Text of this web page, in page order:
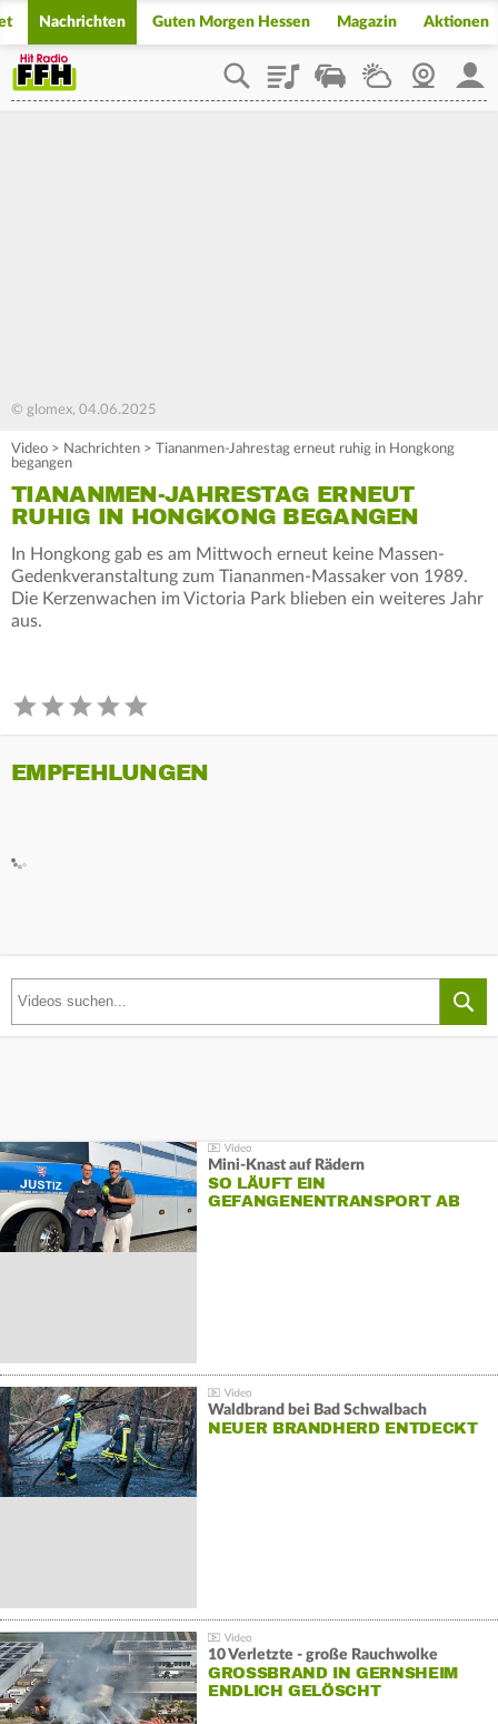
Nachrichten Guten Morgen Hessen Magazin Aktionen
PlaylistStaupilotWetterWebcam
© glomex, 04.06.2025
Video > Nachrichten > Tiananmen-Jahrestag erneut ruhig in Hongkong
begangen
TIANANMEN-JAHRESTAG ERNEUT
RUHIG IN HONGKONG BEGANGEN
In Hongkong gab es am Mittwoch erneut keine Massen-
Gedenkveranstaltung zum Tiananmen-Massaker von 1989.
Die Kerzenwachen im Victoria Park blieben ein weiteres Jahr
aus.
EMPFEHLUNGEN
Mini-Knast auf Rädern
SO LÄUFT EIN
GEFANGENENTRANSPORT AB
Waldbrand bei Bad Schwalbach
NEUER BRANDHERD ENTDECKT
10 Verletzte - große Rauchwolke
GROSSBRAND IN GERNSHEIM E
NDLICH GELÖSCHT